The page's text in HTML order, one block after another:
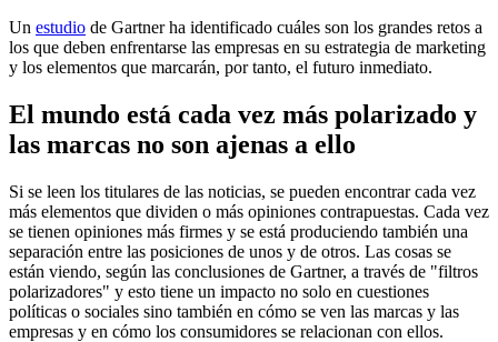
Un estudio de Gartner ha identificado cuáles son los grandes retos a
los que deben enfrentarse las empresas en su estrategia de marketing
y los elementos que marcarán, por tanto, el futuro inmediato.
El mundo está cada vez más polarizado y
las marcas no son ajenas a ello
Si se leen los titulares de las noticias, se pueden encontrar cada vez
más elementos que dividen o más opiniones contrapuestas. Cada vez
se tienen opiniones más firmes y se está produciendo también una
separación entre las posiciones de unos y de otros. Las cosas se
están viendo, según las conclusiones de Gartner, a través de "filtros
polarizadores" y esto tiene un impacto no solo en cuestiones
políticas o sociales sino también en cómo se ven las marcas y las
empresas y en cómo los consumidores se relacionan con ellos.